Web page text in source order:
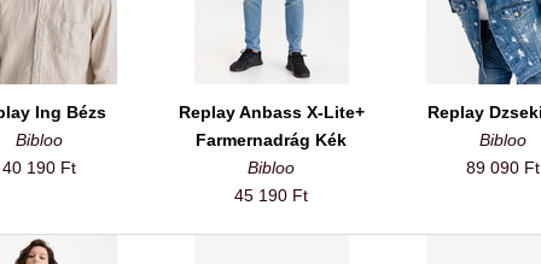
Ing Bézs
Bibloo
40 190 Ft
Replay Anbass X-Lite+
Farmernadrág Kék
Bibloo
45 190 Ft
Replay
Bibloo
89 090 Ft